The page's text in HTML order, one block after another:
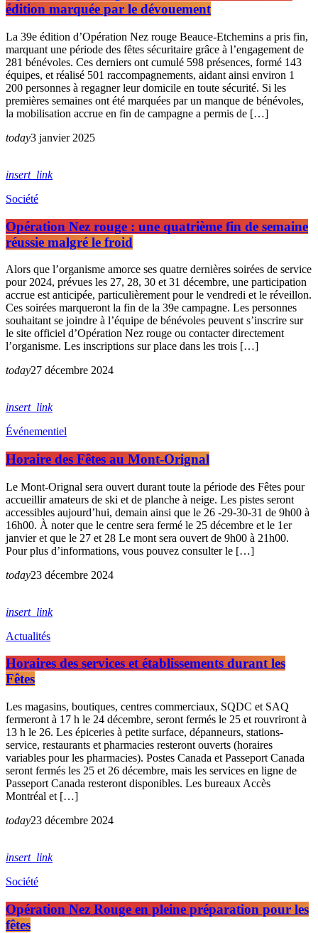
édition marquée par le dévouement
La 39e édition d’Opération Nez rouge Beauce-Etchemins a pris fin,
marquant une période des fêtes sécuritaire grâce à l’engagement de
281 bénévoles. Ces derniers ont cumulé 598 présences, formé 143
équipes, et réalisé 501 raccompagnements, aidant ainsi environ 1
200 personnes à regagner leur domicile en toute sécurité. Si les
premières semaines ont été marquées par un manque de bénévoles,
la mobilisation accrue en fin de campagne a permis de […]
today3 janvier 2025
insert_link
Société
Opération Nez rouge : une quatrième fin de semaine
réussie malgré le froid
Alors que l’organisme amorce ses quatre dernières soirées de service
pour 2024, prévues les 27, 28, 30 et 31 décembre, une participation
accrue est anticipée, particulièrement pour le vendredi et le réveillon.
Ces soirées marqueront la fin de la 39e campagne. Les personnes
souhaitant se joindre à l’équipe de bénévoles peuvent s’inscrire sur
le site officiel d’Opération Nez rouge ou contacter directement
l’organisme. Les inscriptions sur place dans les trois […]
today27 décembre 2024
insert_link
Événementiel
Horaire des Fêtes au Mont-Orignal
Le Mont-Orignal sera ouvert durant toute la période des Fêtes pour
accueillir amateurs de ski et de planche à neige. Les pistes seront
accessibles aujourd’hui, demain ainsi que le 26 -29-30-31 de 9h00 à
16h00. À noter que le centre sera fermé le 25 décembre et le 1er
janvier et que le 27 et 28 Le mont sera ouvert de 9h00 à 21h00.
Pour plus d’informations, vous pouvez consulter le […]
today23 décembre 2024
insert_link
Actualités
Horaires des services et établissements durant les
Fêtes
Les magasins, boutiques, centres commerciaux, SQDC et SAQ
fermeront à 17 h le 24 décembre, seront fermés le 25 et rouvriront à
13 h le 26. Les épiceries à petite surface, dépanneurs, stations-
service, restaurants et pharmacies resteront ouverts (horaires
variables pour les pharmacies). Postes Canada et Passeport Canada
seront fermés les 25 et 26 décembre, mais les services en ligne de
Passeport Canada resteront disponibles. Les bureaux Accès
Montréal et […]
today23 décembre 2024
insert_link
Société
Opération Nez Rouge en pleine préparation pour les
fêtes